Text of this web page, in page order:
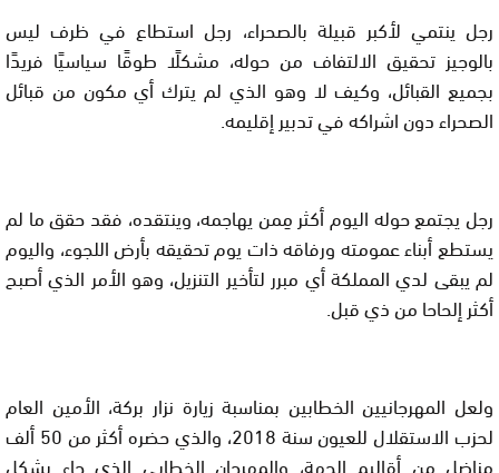
رجل ينتمي لأكبر قبيلة بالصحراء، رجل استطاع في ظرف ليس
بالوجيز تحقيق الالتفاف من حوله، مشكلًا طوقًا سياسيًا فريدًا
بجميع القبائل، وكيف لا وهو الذي لم يترك أي مكون من قبائل
الصحراء دون اشراكه في تدبير إقليمه.
رجل يجتمع حوله اليوم أكثر مِمن يهاجمه، وينتقده، فقد حقق ما لم
يستطع أبناء عمومته ورفاقه ذات يوم تحقيقه بأرض اللجوء، واليوم
لم يبقى لدي المملكة أي مبرر لتأخير التنزيل، وهو الأمر الذي أصبح
أكثر إلحاحا من ذي قبل.
ولعل المهرجانيين الخطابين بمناسبة زيارة نزار بركة، الأمين العام
لحزب الاستقلال للعيون سنة 2018، والذي حضره أكثر من 50 ألف
مناضل من أقاليم الجهة، والمهرجان الخطابي الذي جاء بشكل